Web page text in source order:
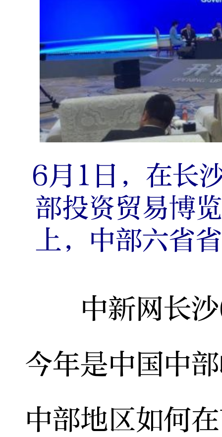
6月1日，在长
部投资贸易博
上，中部六省
中新网长沙
今年是中国中
中部地区如何